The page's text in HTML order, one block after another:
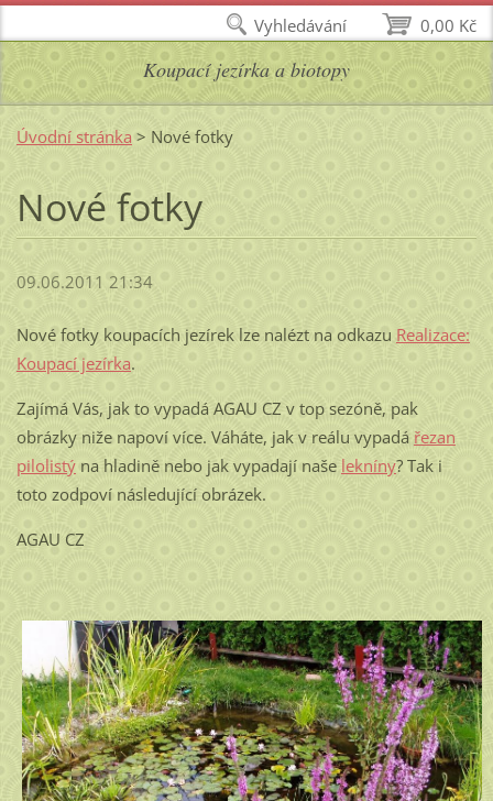
Koupací jezírka a biotopy
Úvodní stránka > Nové fotky
Nové fotky
09.06.2011 21:34
Nové fotky koupacích jezírek lze nalézt na odkazu Realizace:
Koupací jezírka.
Zajímá Vás, jak to vypadá AGAU CZ v top sezóně, pak
obrázky niže napoví více. Váháte, jak v reálu vypadá řezan
pilolistýna hladině nebo jak vypadají našelekníny? Tak i
toto zodpoví následující obrázek.
AGAU CZ
0,00 Kč
Vyhledávání